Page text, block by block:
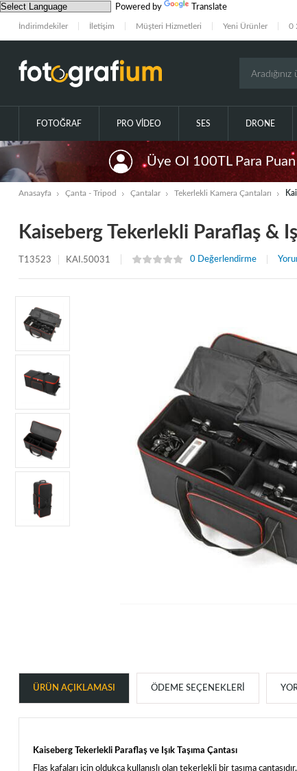
Powered by Translate
İndirimdekiler İletişim Müşteri Hizmetleri Yeni Ürünler 0
FOTOĞRAF PRO VIDEO SES DRONE
Üye Ol 100TL Para Puan
Anasayfa Çanta - Tripod Çantalar Tekerlekli Kamera Çantaları
Kaiseberg Tekerlekli Paraflaş &
T13523 KAI.50031 0 Değerlendirme
ÜRÜN AÇIKLAMASI ÖDEME SEÇENEKLERI
Kaiseberg Tekerlekli Paraflaş ve Işık Taşıma Çantası
Flaş kafaları için oldukça kullanışlı olan tekerlekli bir taşıma